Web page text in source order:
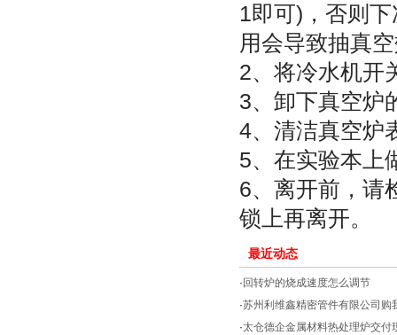
1即可)，否则
用会导致抽真
2、将冷水机开
3、卸下真空炉
4、清洁真空炉
5、在实验本上
6、离开前，请
锁上再离开。
最近动态
· 回转炉的烧成速度怎么调节
·苏州利维鑫精密管件有限公司购
·太仓德企金属材料热处理炉交付